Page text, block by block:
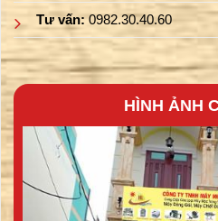
Tư vấn:0982.30.40.60
HÌNH ẢNH